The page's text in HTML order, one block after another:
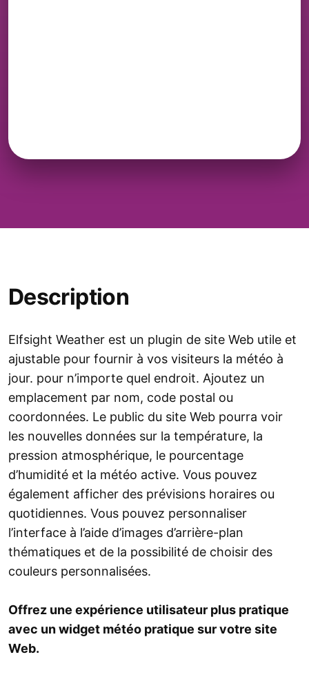
Description
Elfsight Weather est un plugin de site Web utile et
ajustable pour fournir à vos visiteurs la météo à
jour. pour n’importe quel endroit. Ajoutez un
emplacement par nom, code postal ou
coordonnées. Le public du site Web pourra voir
les nouvelles données sur la température, la
pression atmosphérique, le pourcentage
d’humidité et la météo active. Vous pouvez
également afficher des prévisions horaires ou
quotidiennes. Vous pouvez personnaliser
l’interface à l’aide d’images d’arrière-plan
thématiques et de la possibilité de choisir des
couleurs personnalisées.
Offrez une expérience utilisateur plus pratique
avec un widget météo pratique sur votre site
Web.